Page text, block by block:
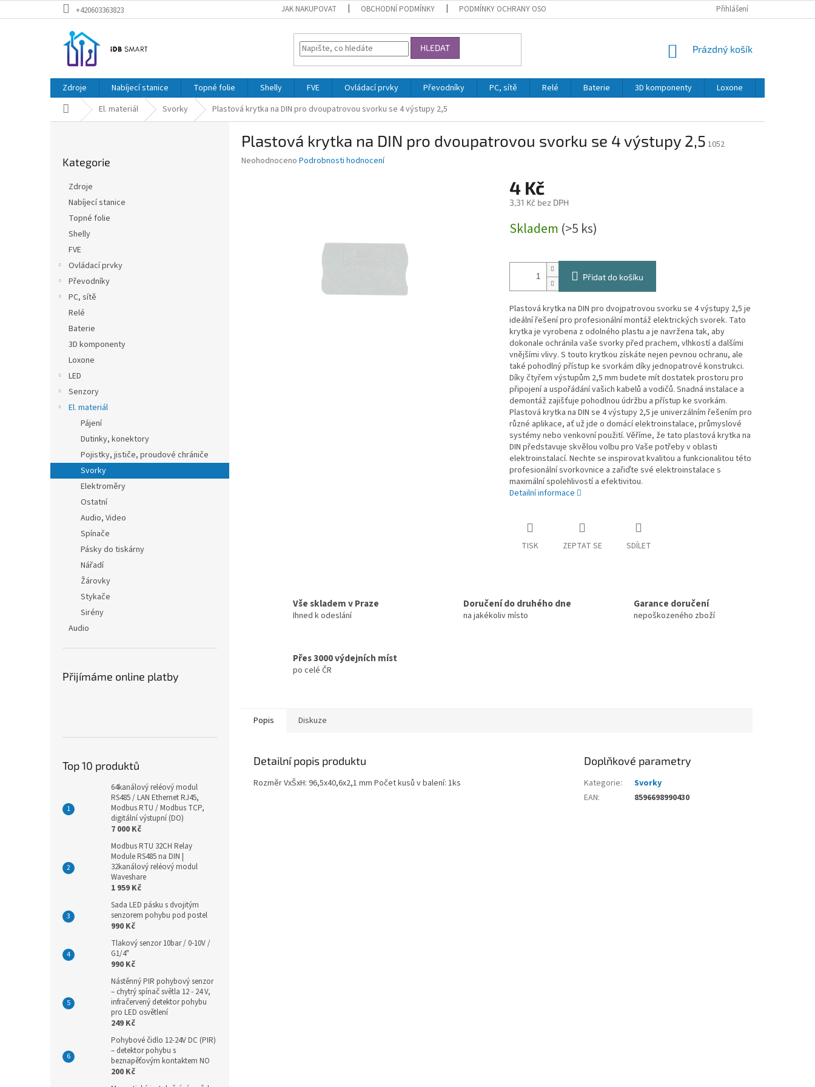
na
+420603363823 JAK NAKUPOVAT OBCHODNÍ PODMÍNKY PODMÍNKY OCHRANY OSOBNÍCH ÚDAJŮ Přihlášení
HLEDAT
NÁKUPNÍ
Prázdný košík
Zdroje Nabíjecí stanice Topné folie Shelly FVE Ovládací prvky Převodníky PC, sítě Relé Baterie 3D komponenty Loxone
Domů El. materiál Svorky Plastová krytka na DIN pro dvoupatrovou svorku se 4 výstupy 2,5
kategorie
Kategorie
Zdroje
Nabíjecí stanice
Topné folie
Shelly
FVE
Ovládací prvky
Převodníky
PC, sítě
Relé
Baterie
3D komponenty
Loxone
LED
Senzory
El. materiál
Pájení
Dutinky, konektory
Pojistky, jističe, proudové chrániče
Svorky
Elektroměry
Ostatní
Audio, Video
Spínače
Pásky do tiskárny
Nářadí
Žárovky
Stykače
Sirény
Audio
Přijímáme online platby
Top 10 produktů
64kanálový reléový modul
RS485 / LAN Ethernet RJ45,
Modbus RTU / Modbus TCP,
digitální výstupní (DO)
7 000 Kč
Modbus RTU 32CH Relay
Module RS485 na DIN |
32kanálový reléový modul
Waveshare
1 959 Kč
Sada LED pásku s dvojitým
senzorem pohybu pod postel
990 Kč
Tlakový senzor 10bar / 0-10V /
G1/4"
990 Kč
Nástěnný PIR pohybový senzor
– chytrý spínač světla 12 - 24 V,
infračervený detektor pohybu
pro LED osvětlení
249 Kč
Pohybové čidlo 12-24V DC (PIR)
– detektor pohybu s
beznapěťovým kontaktem NO
200 Kč
Plastová krytka na DIN pro dvoupatrovou svorku se 4 výstupy 2,5 1052
Průměrné
Neohodnoceno Podrobnosti hodnocení
4 Kč
3,31 Kč bez DPH
cena:
Skladem (>5 ks)
Přidat do košíku
Plastová krytka na DIN pro dvojpatrovou svorku se 4 výstupy 2,5 je
ideální řešení pro profesionální montáž elektrických svorek. Tato
krytka je vyrobena z odolného plastu a je navržena tak, aby
dokonale ochránila vaše svorky před prachem, vlhkostí a dalšími
vnějšími vlivy. S touto krytkou získáte nejen pevnou ochranu, ale
také pohodlný přístup ke svorkám díky jednopatrové konstrukci.
Díky čtyřem výstupům 2,5 mm budete mít dostatek prostoru pro
připojení a uspořádání vašich kabelů a vodičů. Snadná instalace a
demontáž zajišťuje pohodlnou údržbu a přístup ke svorkám.
Plastová krytka na DIN se 4 výstupy 2,5 je univerzálním řešením pro
různé aplikace, ať už jde o domácí elektroinstalace, průmyslové
systémy nebo venkovní použití. Věříme, že tato plastová krytka na
DIN představuje skvělou volbu pro Vaše potřeby v oblasti
elektroinstalací. Nechte se inspirovat kvalitou a funkcionalitou této
profesionální svorkovnice a zařiďte své elektroinstalace s
maximální spolehlivostí a efektivitou.
Detailní informace
TISK ZEPTAT SE SDÍLET
Vše skladem v Praze
Ihned k odeslání
Doručení do druhého dne
na jakékoliv místo
Garance doručení
nepoškozeného zboží
Přes 3000 výdejních míst
po celé ČR
Popis Diskuze
Detailní popis produktu
Rozměr VxŠxH: 96,5x40,6x2,1 mm Počet kusů v balení: 1ks
Doplňkové parametry
Kategorie:
Svorky
EAN: 8596698990430